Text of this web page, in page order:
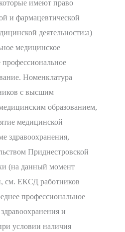
имеют право
и фармацевтической
деятельности:а)
медицинское
Номенклатура
с высшим
образованием,
медицинской
здравоохранения,
Приднестровской
(на данный момент
см. ЕКСД работников
профессиональное
и
условии наличия